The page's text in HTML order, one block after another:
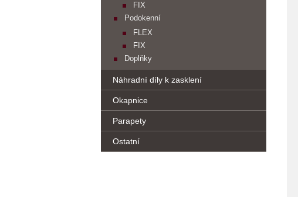
FIX
Podokenní
FLEX
FIX
Doplňky
Náhradní díly k zasklení
Okapnice
Parapety
Ostatní